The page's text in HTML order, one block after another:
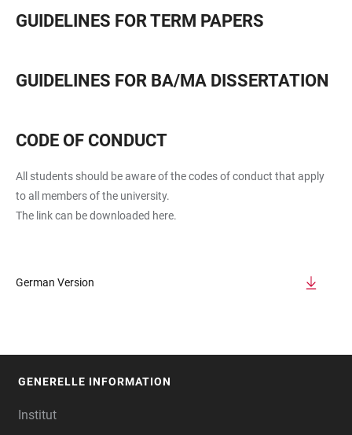
GUIDELINES FOR TERM PAPERS
GUIDELINES FOR BA/MA DISSERTATION
CODE OF CONDUCT
All students should be aware of the codes of conduct that apply
to all members of the university.
The link can be downloaded here.
German Version
GENERELLE INFORMATION
Institut